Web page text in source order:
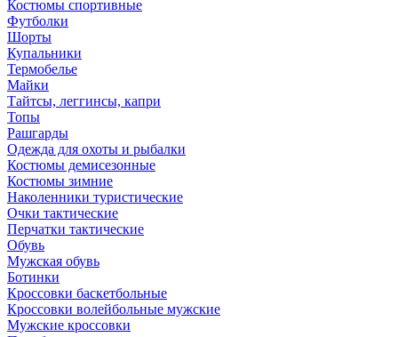
Костюмы спортивные
Футболки
Шорты
Купальники
Термобелье
Майки
Тайтсы, леггинсы, капри
Топы
Рашгарды
Одежда для охоты и рыбалки
Костюмы демисезонные
Костюмы зимние
Наколенники туристические
Очки тактические
Перчатки тактические
Обувь
Мужская обувь
Ботинки
Кроссовки баскетбольные
Кроссовки волейбольные мужские
Мужские кроссовки